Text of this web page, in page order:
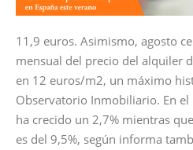
11,9 euros. Asimismo, agosto
mensual del precio del alquiler
en 12 euros/m2, un máximo
Observatorio Inmobiliario. En
ha crecido un 2,7% mientras
es del 9,5%, según informa